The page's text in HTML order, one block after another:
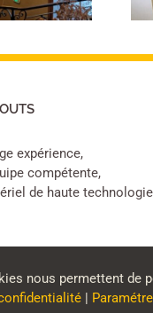
expérience,
compétente,
de haute
Politique de
nous permettent
|